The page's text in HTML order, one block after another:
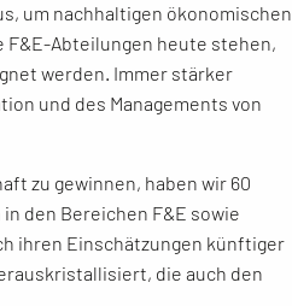
um nachhaltigen ökonomischen
F&E-Abteilungen heute stehen,
werden. Immer stärker
und des Managements von
zu gewinnen, haben wir 60
den Bereichen F&E sowie
ihren Einschätzungen künftiger
die auch den